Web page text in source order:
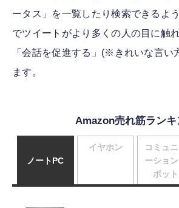
ータス」を一覧したり検索できるよ
でツイートがより多くの人の目に触
「会話を促進する」(※きれいな言い
ます。
Amazon売れ筋ランキ
ノートPC
イヤホン
コミュ
ーション
ボット